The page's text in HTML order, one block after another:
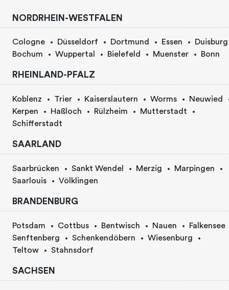
NORDRHEIN-WESTFALEN
Cologne Düsseldorf Dortmund Essen
Duisburg
Bochum
Wuppertal Bielefeld Muenster Bonn
RHEINLAND-PFALZ
Koblenz Trier Kaiserslautern Worms
Neuwied
Kerpen
Haßloch Rülzheim
Mutterstadt
Schifferstadt
SAARLAND
Saarbrücken Sankt Wendel Merzig
Marpingen
Saarlouis
Völklingen
BRANDENBURG
Potsdam Cottbus Bentwisch Nauen
Falkensee
Senftenberg
Schenkendöbern
Wiesenburg
Teltow
Stahnsdorf
SACHSEN